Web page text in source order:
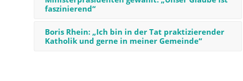
faszinierend“
Boris Rhein: „Ich bin in der Tat praktizierender
Katholik und gerne in meiner Gemeinde“